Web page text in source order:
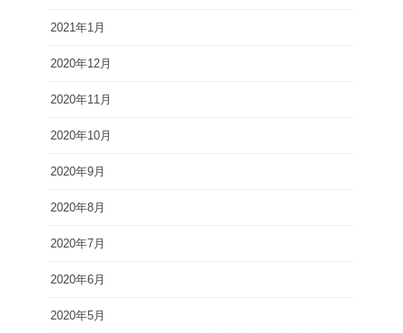
2021年1月
2020年12月
2020年11月
2020年10月
2020年9月
2020年8月
2020年7月
2020年6月
2020年5月